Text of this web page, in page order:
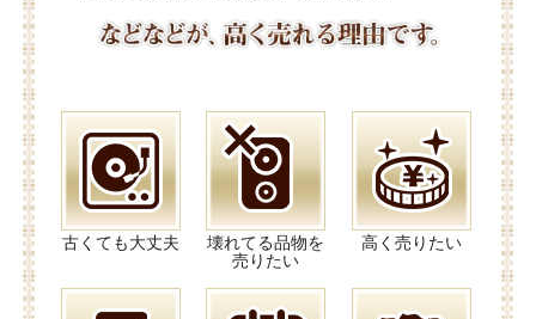
古くても大丈夫
壊れてる品物を
売りたい
高く売りたい